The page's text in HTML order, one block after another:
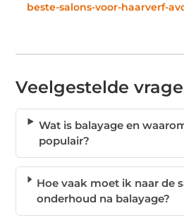
beste-salons-voor-haarverf-
Veelgestelde
Wat is balayage en
populair?
Hoe vaak moet ik naar de
onderhoud na balayage?